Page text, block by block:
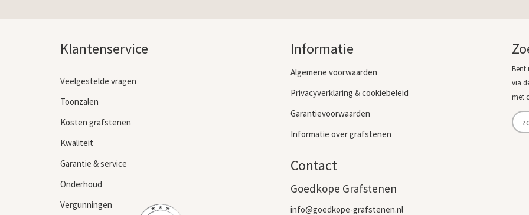
Klantenservice
Veelgestelde vragen
Toonzalen
Kosten grafstenen
Kwaliteit
Garantie & service
Onderhoud
Vergunningen
Informatie
Algemene voorwaarden
Privacyverklaring & cookiebeleid
Garantievoorwaarden
Informatie over grafstenen
Contact
Goedkope Grafstenen
info@goedkope-grafstenen.nl
Bent
via
met